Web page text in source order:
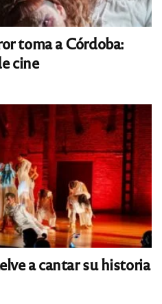
toma a Córdoba:
cine
a cantar su historia